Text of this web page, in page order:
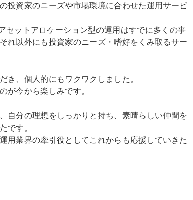
投資家のニーズや市場環境に合わせた運用サービ
セットアロケーション型の運用はすでに多くの事
れ以外にも投資家のニーズ・嗜好をくみ取るサー
き、個人的にもワクワクしました。
が今から楽しみです。
自分の理想をしっかりと持ち、素晴らしい仲間を
です。
用業界の牽引役としてこれからも応援していきた